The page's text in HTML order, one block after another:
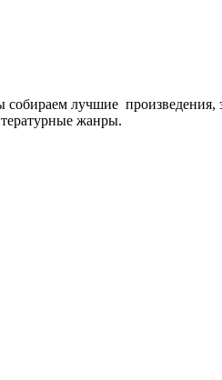
собираем лучшие
жанры.